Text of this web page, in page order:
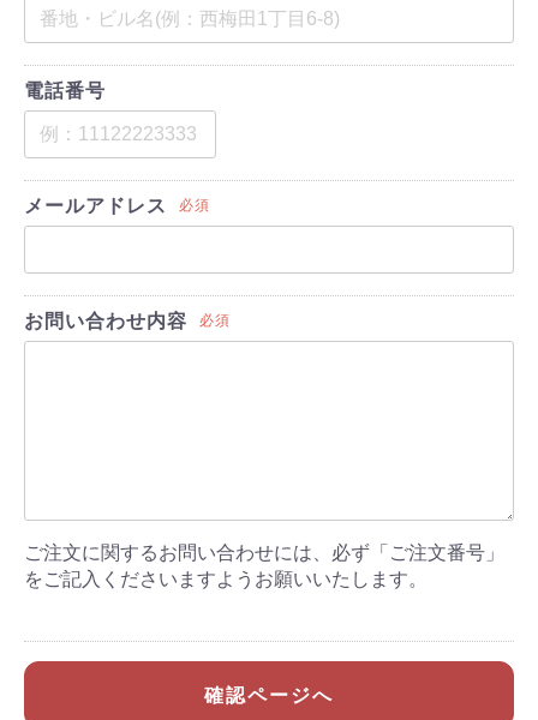
電話番号
メールアドレス 必須
お問い合わせ内容 必須
ご注文に関するお問い合わせには、必ず「ご注文番号」
をご記入くださいますようお願いいたします。
確認ページへ